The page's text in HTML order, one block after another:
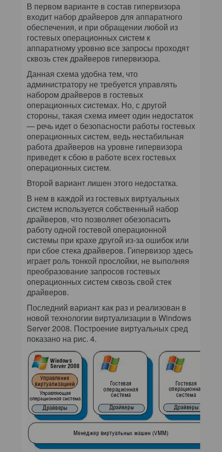
В первом варианте в состав гипервизора
входит набор драйверов для аппаратного
обеспечения, и при обращении любой из
гостевых операционных систем к
аппаратному уровню все запросы проходят
сквозь стек драйверов гипервизора.
Данная схема удобна тем, что
администратору не требуется управлять
набором драйверов в гостевых
операционных системах. Но, с другой
стороны, такая схема имеет один недостаток
— речь идет о безопасности работы гостевых
операционных систем, ведь нестабильная
работа драйверов на уровне гипервизора
приведет к сбою в работе всех гостевых
операционных систем.
Второй вариант лишен этого недостатка.
В нем в каждой из гостевых виртуальных
систем используется собственный набор
драйверов, что позволяет обезопасить
работу одной гостевой операционной
системы при крахе другой из-за ошибок или
при сбое стека драйверов. Гипервизор здесь
играет роль тонкой прослойки, не выполняя
преобразование запросов гостевых
операционных систем сквозь свой стек
драйверов.
Последний вариант как раз и реализован в
новой технологии виртуализации в Windows
Server 2008. Построение виртуальных сред
показано на рис. 4.